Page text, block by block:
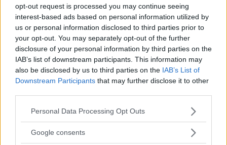
opt-out request is processed you may continue seeing
interest-based ads based on personal information utilized by
us or personal information disclosed to third parties prior to
your opt-out. You may separately opt-out of the further
disclosure of your personal information by third parties on the
IAB’s list of downstream participants. This information may
also be disclosed by us to third parties on the IAB’s List of
Downstream Participants that may further disclose it to other
Please note that this website/app uses one or more Google
not limited to your visit or usage behaviour. You may click to
Personal Data Processing Opt Outs
Google consents
Continua a leggere dopo la pubblicità
• un parasole che protegge gli occhi del
tuo bambino
• il sacco imbottito per tenerlo sempre al
caldo
• il baby cocoon estremamente
confortevole per i sonnellini
• la modern bag per contenere tutto ciò